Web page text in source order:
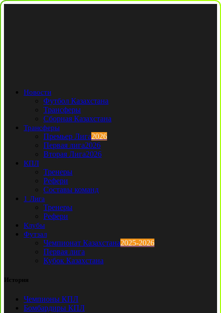
Новости
Футбол Казахстана
Трансферы
Сборная Казахстана
Трансферы
Премьер Лига2026
Первая лига2026
Вторая Лига2026
КПЛ
Тренеры
Рефери
Составы команд
1 Лига
Тренеры
Рефери
Клубы
Футзал
Чемпионат Казахстана2025-2026
Первая лига
Кубок Казахстана
История
Чемпионы КПЛ
Бомбардиры КПЛ